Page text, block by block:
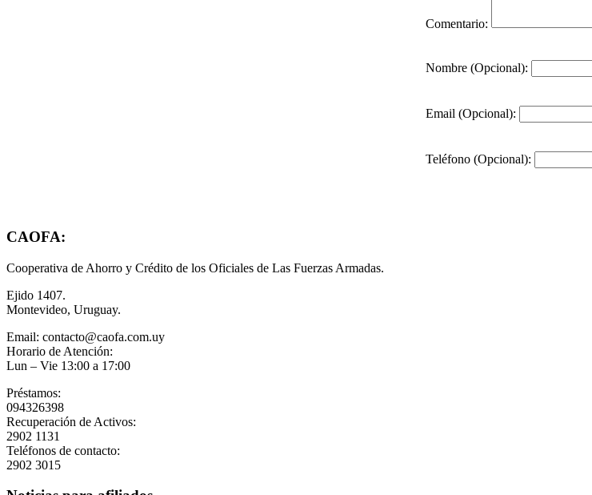
Comentario:
Nombre (Opcional):
Email (Opcional):
Teléfono (Opcional):
CAOFA:
Cooperativa de Ahorro y Crédito de los Oficiales de Las Fuerzas Armadas.
Ejido 1407.
Montevideo, Uruguay.
Email: contacto@caofa.com.uy
Horario de Atención:
Lun – Vie 13:00 a 17:00
Préstamos:
094326398
Recuperación de Activos:
2902 1131
Teléfonos de contacto:
2902 3015